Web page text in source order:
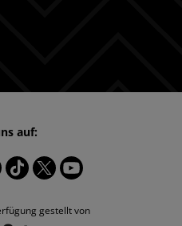
gestellt von
auf: